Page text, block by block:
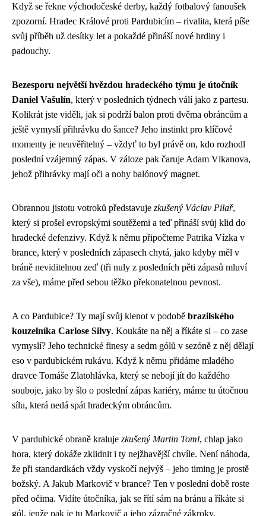
Když se řekne východočeské derby, každý fotbalový fanoušek
zpozorní. Hradec Králové proti Pardubicím – rivalita, která píše
svůj příběh už desítky let a pokaždé přináší nové hrdiny i
padouchy.
Bezesporu největší hvězdou hradeckého týmu je útočník
Daniel Vašulín, který v posledních týdnech válí jako z partesu.
Kolikrát jste viděli, jak si podrží balon proti dvěma obráncům a
ještě vymyslí přihrávku do šance? Jeho instinkt pro klíčové
momenty je neuvěřitelný – vždyť to byl právě on, kdo rozhodl
poslední vzájemný zápas. V záloze pak čaruje Adam Vlkanova,
jehož přihrávky mají oči a nohy balónový magnet.
Obrannou jistotu votroků představuje zkušený Václav Pilař,
který si prošel evropskými soutěžemi a teď přináší svůj klid do
hradecké defenzivy. Když k němu připočteme Patrika Vízka v
brance, který v posledních zápasech chytá, jako kdyby měl v
bráně neviditelnou zeď (tři nuly z posledních pěti zápasů mluví
za vše), máme před sebou těžko překonatelnou pevnost.
A co Pardubice? Ty mají svůj klenot v podobě brazilského
kouzelníka Carlose Silvy. Koukáte na něj a říkáte si – co zase
vymyslí? Jeho technické finesy a sedm gólů v sezóně z něj dělají
eso v pardubickém rukávu. Když k němu přidáme mladého
dravce Tomáše Zlatohlávka, který se nebojí jít do každého
souboje, jako by šlo o poslední zápas kariéry, máme tu útočnou
sílu, která nedá spát hradeckým obráncům.
V pardubické obraně kraluje zkušený Martin Toml, chlap jako
hora, který dokáže zklidnit i ty nejžhavější chvíle. Není náhoda,
že při standardkách vždy vyskočí nejvýš – jeho timing je prostě
božský. A Jakub Markovič v brance? Ten v poslední době roste
před očima. Vidíte útočníka, jak se řítí sám na bránu a říkáte si
gól, jenže pak je tu Markovič a jeho zázračné zákroky.